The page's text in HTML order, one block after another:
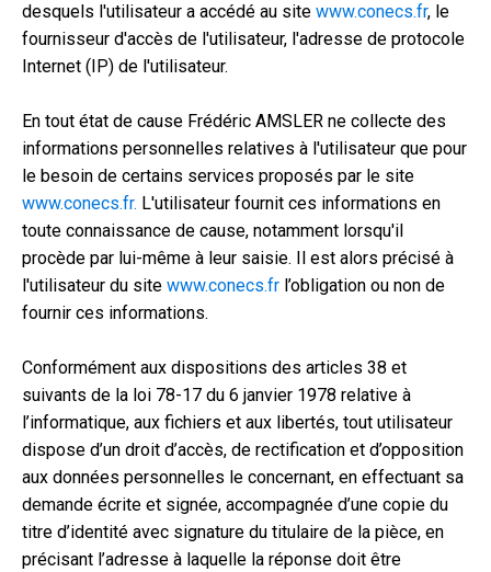
desquels l'utilisateur a accédé au site www.conecs.fr, le
fournisseur d'accès de l'utilisateur, l'adresse de protocole
Internet (IP) de l'utilisateur.
En tout état de cause Frédéric AMSLER ne collecte des
informations personnelles relatives à l'utilisateur que pour
le besoin de certains services proposés par le site
www.conecs.fr. L'utilisateur fournit ces informations en
toute connaissance de cause, notamment lorsqu'il
procède par lui-même à leur saisie. Il est alors précisé à
l'utilisateur du site www.conecs.fr l’obligation ou non de
fournir ces informations.
Conformément aux dispositions des articles 38 et
suivants de la loi 78-17 du 6 janvier 1978 relative à
l’informatique, aux fichiers et aux libertés, tout utilisateur
dispose d’un droit d’accès, de rectification et d’opposition
aux données personnelles le concernant, en effectuant sa
demande écrite et signée, accompagnée d’une copie du
titre d’identité avec signature du titulaire de la pièce, en
précisant l’adresse à laquelle la réponse doit être